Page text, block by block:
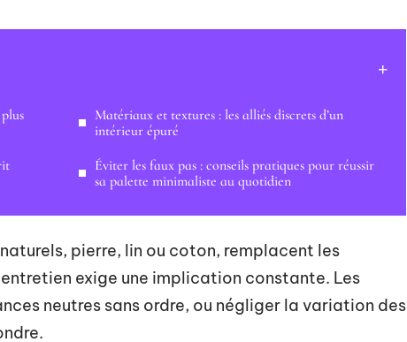
Matériaux et textures : les alliés discrets d’un
intérieur épuré
Éviter les faux pas : conseils pratiques pour réussir
sa palette minimaliste au quotidien
pierre, lin ou coton, remplacent les
exige une implication constante. Les
neutres sans ordre, ou négliger la variation des